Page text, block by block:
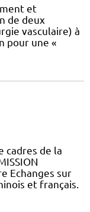
et
de deux
vasculaire) à
pour une «
cadres de la
Echanges sur
et français.